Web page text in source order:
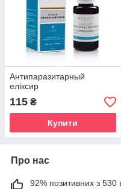
Антипаразитарный
еліксир
115 ₴
Купити
Про нас
92% позитивних з 530